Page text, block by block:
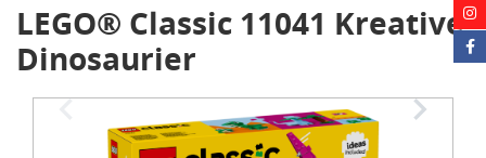
LEGO® Classic 11041 Kreative
Dinosaurier